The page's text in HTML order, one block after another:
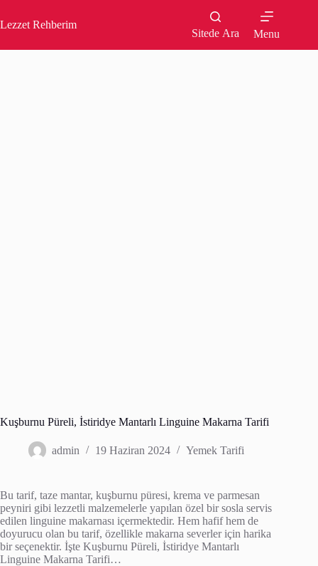
to
content
Lezzet Rehberim
Sitede Ara Menu
Kuşburnu Püreli, İstiridye Mantarlı Linguine Makarna Tarifi
admin 19 Haziran 2024 Yemek Tarifi
Bu tarif, taze mantar, kuşburnu püresi, krema ve parmesan
peyniri gibi lezzetli malzemelerle yapılan özel bir sosla servis
edilen linguine makarnası içermektedir. Hem hafif hem de
doyurucu olan bu tarif, özellikle makarna severler için harika
bir seçenektir. İşte Kuşburnu Püreli, İstiridye Mantarlı
Linguine Makarna Tarifi…